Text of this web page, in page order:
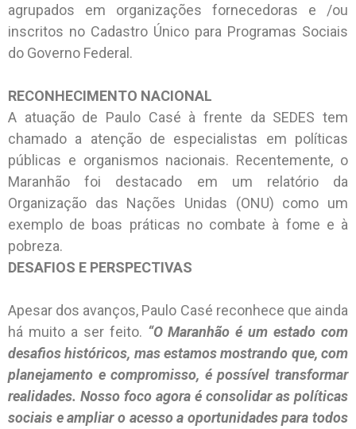
agrupados em organizações fornecedoras e /ou
inscritos no Cadastro Único para Programas Sociais
do Governo Federal.
RECONHECIMENTO NACIONAL
A atuação de Paulo Casé à frente da SEDES tem
chamado a atenção de especialistas em políticas
públicas e organismos nacionais. Recentemente, o
Maranhão foi destacado em um relatório da
Organização das Nações Unidas (ONU) como um
exemplo de boas práticas no combate à fome e à
pobreza.
DESAFIOS E PERSPECTIVAS
Apesar dos avanços, Paulo Casé reconhece que ainda
há muito a ser feito. “O Maranhão é um estado com
desafios históricos, mas estamos mostrando que, com
planejamento e compromisso, é possível transformar
realidades. Nosso foco agora é consolidar as políticas
sociais e ampliar o acesso a oportunidades para todos